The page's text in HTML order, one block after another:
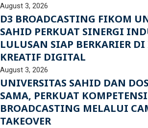
August 3, 2026
D3 BROADCASTING FIKOM
SAHID PERKUAT SINERGI
LULUSAN SIAP BERKARIER
KREATIF DIGITAL
August 3, 2026
UNIVERSITAS SAHID DAN
SAMA, PERKUAT
BROADCASTING MELALUI
TAKEOVER